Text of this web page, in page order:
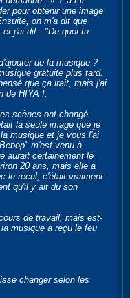
pour obtenir une image
on m'a dit que
j'ai dit : "De quoi tu
de la musique ?
gratuite plus tard.
que ça irait, mais j'ai
de HIYA !.
scènes ont changé
la seule image que je
musique et je vous l'ai
m'est venu à
aurait certainement le
20 ans, mais elle a
le recul, c'était vraiment
qu'il y ait du son
de travail, mais est-
musique a reçu le feu
changer selon les